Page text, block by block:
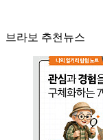
브라보 추천뉴스